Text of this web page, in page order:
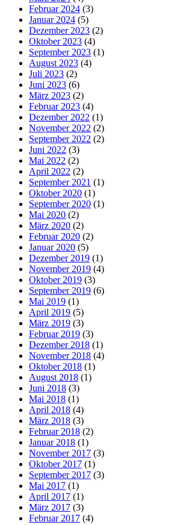
Februar 2024 (3)
Januar 2024 (5)
Dezember 2023 (2)
Oktober 2023 (4)
September 2023 (1)
August 2023 (4)
Juli 2023 (2)
Juni 2023 (6)
März 2023 (2)
Februar 2023 (4)
Dezember 2022 (1)
November 2022 (2)
September 2022 (2)
Juni 2022 (3)
Mai 2022 (2)
April 2022 (2)
September 2021 (1)
Oktober 2020 (1)
September 2020 (1)
Mai 2020 (2)
März 2020 (2)
Februar 2020 (2)
Januar 2020 (5)
Dezember 2019 (1)
November 2019 (4)
Oktober 2019 (3)
September 2019 (6)
Mai 2019 (1)
April 2019 (5)
März 2019 (3)
Februar 2019 (3)
Dezember 2018 (1)
November 2018 (4)
Oktober 2018 (1)
August 2018 (1)
Juni 2018 (3)
Mai 2018 (1)
April 2018 (4)
März 2018 (3)
Februar 2018 (2)
Januar 2018 (1)
November 2017 (3)
Oktober 2017 (1)
September 2017 (3)
Mai 2017 (1)
April 2017 (1)
März 2017 (3)
Februar 2017 (4)